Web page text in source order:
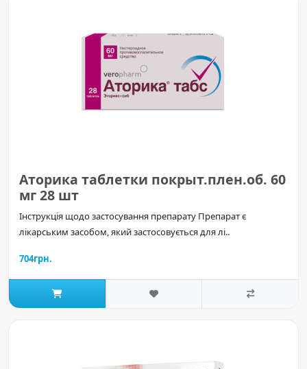
Аторика таблетки покрыт.плен.об. 60
мг 28 шт
Інструкція щодо застосування препарату Препарат є
лікарським засобом, який застосовується для лі..
704грн.